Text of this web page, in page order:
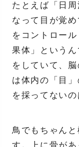
たとえば「日
なって目が覚
をコントロー
果体」という
をしていて、
は体内の「目
を採ってないの
鳥でもちゃん